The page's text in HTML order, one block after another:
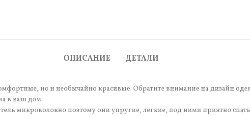
ОПИСАНИЕ ДЕТАЛИ
но и необычайно красивые. Обратите внимание на дизайн
в ваш дом.
микроволокно поэтому они упругие, легкие, под ними приятно